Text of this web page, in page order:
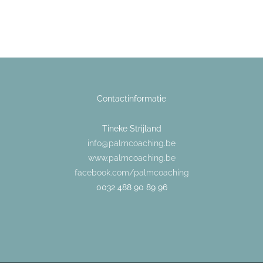
Contactinformatie
Tineke Strijland
info@palmcoaching.be
www.palmcoaching.be
facebook.com/palmcoaching
0032 488 90 89 96